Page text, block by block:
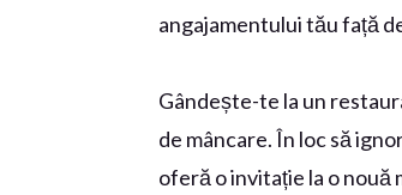
angajamentului tău față
Gândește-te la un
de mâncare. În loc să
oferă o invitație la o nouă